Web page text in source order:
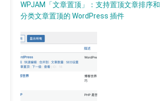
WPJAM「文章置顶」：支持置顶文章排序和
分类文章置顶的 WordPress 插件